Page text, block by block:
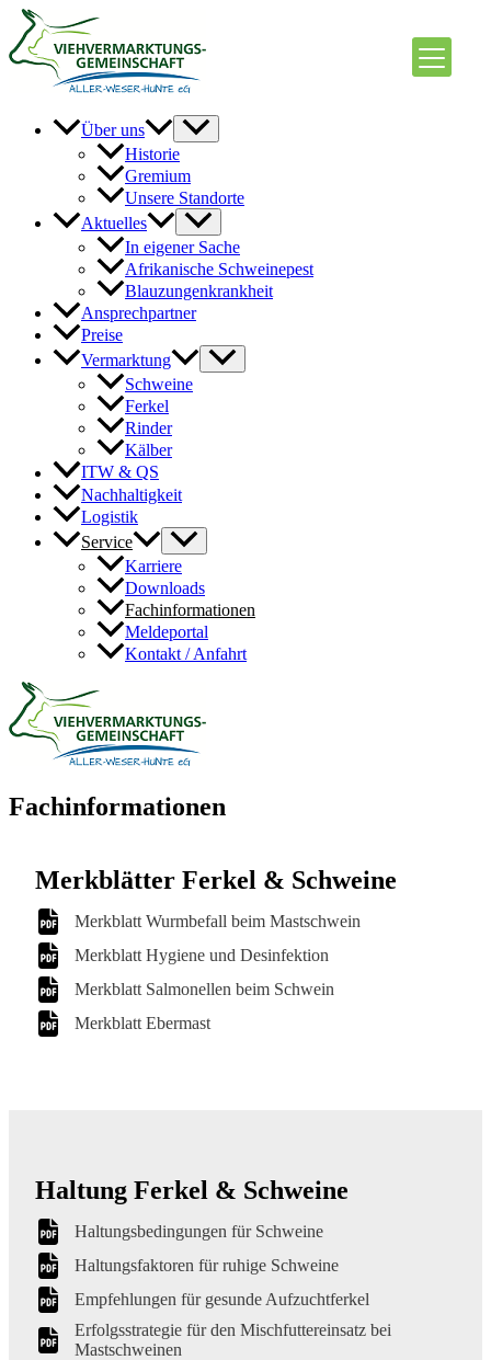
Zum
Inhalt
springen
Über uns
Historie
Gremium
Unsere Standorte
Aktuelles
In eigener Sache
Afrikanische Schweinepest
Blauzungenkrankheit
Ansprechpartner
Preise
Vermarktung
Schweine
Ferkel
Rinder
Kälber
ITW & QS
Nachhaltigkeit
Logistik
Service
Karriere
Downloads
Fachinformationen
Meldeportal
Kontakt / Anfahrt
Fachinformationen
Merkblätter Ferkel & Schweine
Merkblatt Wurmbefall beim Mastschwein
Merkblatt Hygiene und Desinfektion
Merkblatt Salmonellen beim Schwein
Merkblatt Ebermast
Haltung Ferkel & Schweine
Haltungsbedingungen für Schweine
Haltungsfaktoren für ruhige Schweine
Empfehlungen für gesunde Aufzuchtferkel
Erfolgsstrategie für den Mischfuttereinsatz bei
Mastschweinen